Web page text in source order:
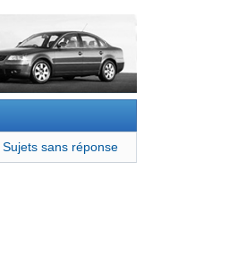
Sujets sans réponse